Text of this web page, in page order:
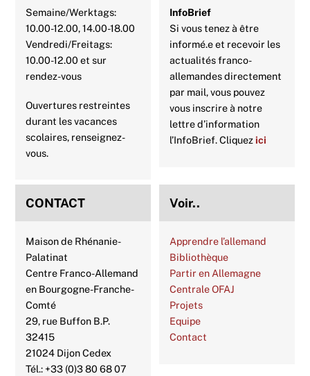
Semaine/Werktags:
10.00-12.00, 14.00-18.00
Vendredi/Freitags:
10.00-12.00 et sur
rendez-vous
Ouvertures restreintes
durant les vacances
scolaires, renseignez-
vous.
InfoBrief
Si vous tenez à être
informé.e et recevoir les
actualités franco-
allemandes directement
par mail, vous pouvez
vous inscrire à notre
lettre d’information
l’InfoBrief. Cliquezici
CONTACT
Maison de Rhénanie-
Palatinat
Centre Franco-Allemand
en Bourgogne-Franche-
Comté
29, rue Buffon B.P.
32415
21024 Dijon Cedex
Tél.: +33 (0)3 80 68 07
Voir..
Apprendre l’allemand
Bibliothèque
Partir en Allemagne
Centrale OFAJ
Projets
Equipe
Contact